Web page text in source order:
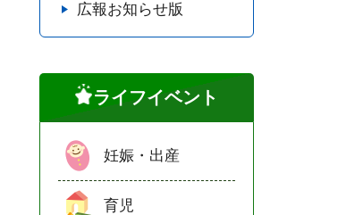
広報お知らせ版
ライフイベント
妊娠・出産
育児